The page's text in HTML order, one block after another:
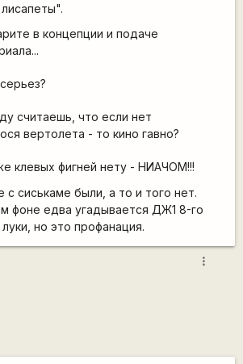
в концепции и подаче
считаешь, что если нет
вертолета - то кино гавно?
клевых фигней нету - НИАЧОМ!!!
с сиськаме были, а то и того нет.
фоне едва угадывается ДЖ1 8-го
но это профанация.
more_vert